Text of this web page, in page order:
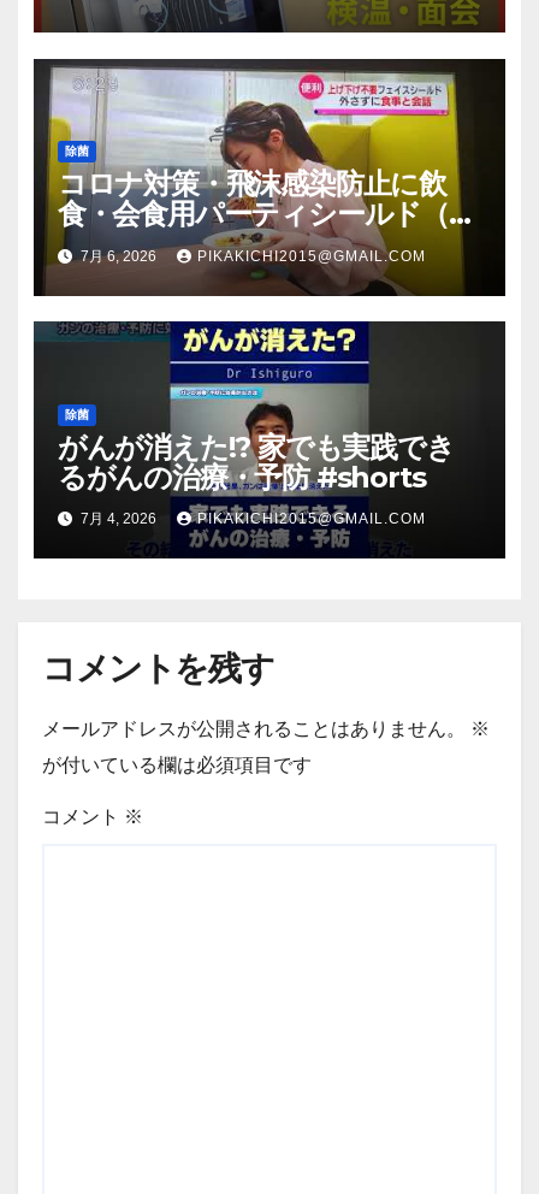
除菌
コロナ対策・飛沫感染防止に飲
食・会食用パーティシールド（マ
スク会食代替品）ＦＢＣ福井放送
のＴＶ番組での紹介映像
7月 6, 2026 PIKAKICHI2015@GMAIL.COM
除菌
がんが消えた!? 家でも実践でき
るがんの治療・予防 #shorts
7月 4, 2026 PIKAKICHI2015@GMAIL.COM
コメントを残す
メールアドレスが公開されることはありません。
※
が付いている欄は必須項目です
コメント ※